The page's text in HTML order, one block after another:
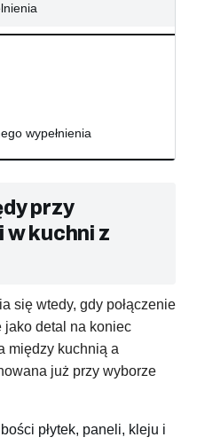
wypełnienia
przy
w kuchni z
się wtedy, gdy połączenie
jako detal na koniec
między kuchnią a
już przy wyborze
płytek, paneli, kleju i